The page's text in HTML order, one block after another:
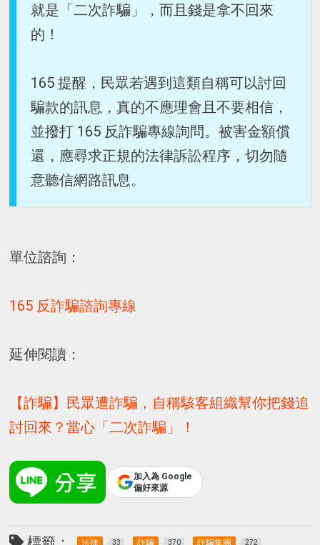
就是「二次詐騙」，而且錢是拿不回來
的！
165 提醒，民眾若遇到這類自稱可以討回
騙款的訊息，真的不應理會且不要相信，
並撥打 165 反詐騙專線詢問。被害金額償
還，應尋求正規的法律訴訟程序，切勿隨
意聽信網路訊息。
單位諮詢：
165 反詐騙諮詢專線
延伸閱讀：
【詐騙】民眾遭詐騙，自稱駭客組織幫你把錢追
討回來？當心「二次詐騙」！
加入為 Google
偏好來源
法律 33 詐騙 370 詐騙集團 272